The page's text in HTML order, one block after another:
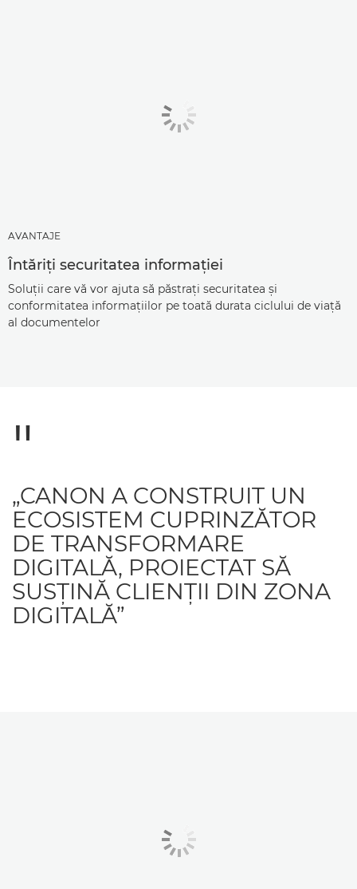
AVANTAJE
Întăriţi securitatea informaţiei
Soluţii care vă vor ajuta să păstraţi securitatea şi
conformitatea informaţiilor pe toată durata ciclului de viaţă
al documentelor
„CANON A CONSTRUIT UN
ECOSISTEM CUPRINZĂTOR
DE TRANSFORMARE
DIGITALĂ, PROIECTAT SĂ
SUSŢINĂ CLIENŢII DIN ZONA
DIGITALĂ”